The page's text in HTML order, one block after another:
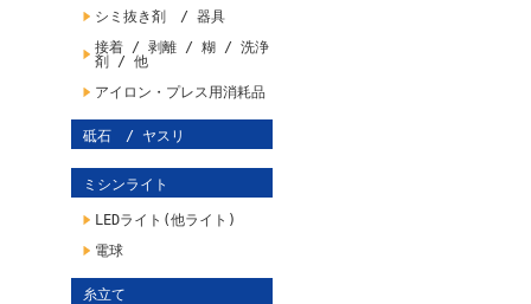
シミ抜き剤 / 器具
接着 / 剥離 / 糊 / 洗浄
剤 / 他
アイロン・プレス用消耗品
砥石 / ヤスリ
ミシンライト
LEDライト(他ライト)
電球
糸立て